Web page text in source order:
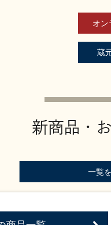
オン
蔵
新商品・
一覧